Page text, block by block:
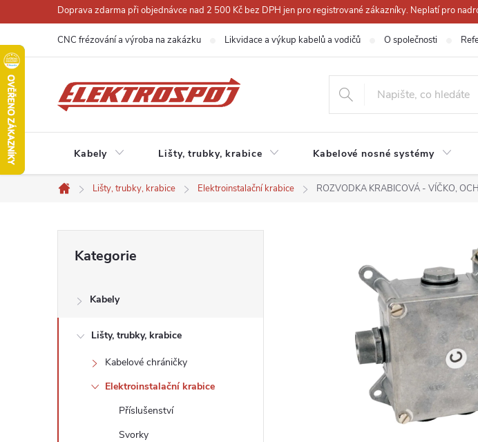
na
obsah
Doprava zdarma při objednávce nad 2 500 Kč bez DPH jen pro registrované zákazníky. Neplatí pro
CNC frézování a výroba na zakázku Likvidace a výkup kabelů a vodičů O společnosti
Kabely Lišty, trubky, krabice Kabelové nosné systémy
Domů
Lišty, trubky, krabice Elektroinstalační krabice ROZVODKA KRABICOVÁ - VÍČKO,
s
kategorie
Kategorie
Kabely
Lišty, trubky, krabice
Kabelové chráničky
Elektroinstalační krabice
Příslušenství
Svorky